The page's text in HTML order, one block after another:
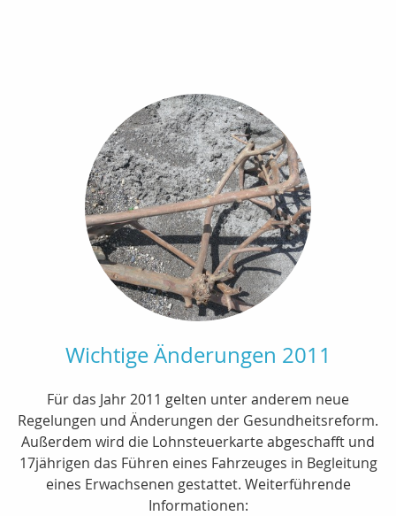
Wichtige Änderungen 2011
Für das Jahr 2011 gelten unter anderem neue
Regelungen und Änderungen der Gesundheitsreform.
Außerdem wird die Lohnsteuerkarte abgeschafft und
17jährigen das Führen eines Fahrzeuges in Begleitung
eines Erwachsenen gestattet. Weiterführende
Informationen: